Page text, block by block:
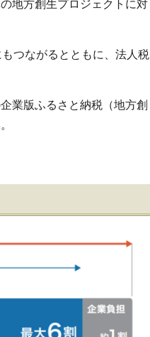
地方創生プロジェクトに対
つながるとともに、法人税
業版ふるさと納税（地方創